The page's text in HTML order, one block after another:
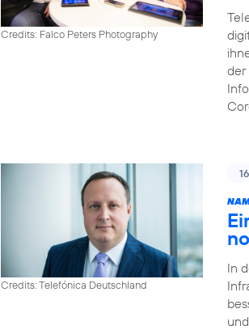
Credits: Falco Peters Photography
der
Credits: Telefónica Deutschland
In